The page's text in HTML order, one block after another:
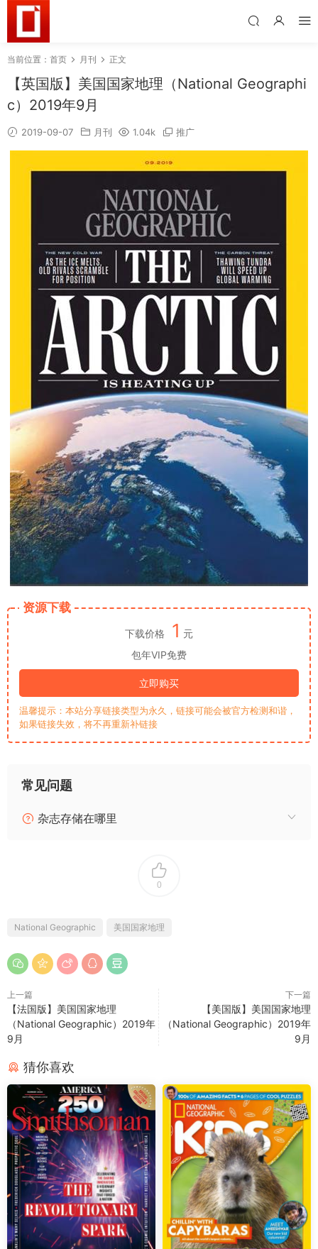
当前位置： 首页 月刊 正文
【英国版】美国国家地理（National Geographi
c）2019年9月
2019-09-07 月刊 1.04k 推广
资源下载
下载价格 1 元
包年VIP免费
立即购买
温馨提示：本站分享链接类型为永久，链接可能会被官方检测和谐，
如果链接失效，将不再重新补链接
常见问题
杂志存储在哪里
0
National Geographic 美国国家地理
上一篇
【法国版】美国国家地理
（National Geographic）2019年
9月
下一篇
【美国版】美国国家地理
（National Geographic）2019年
9月
猜你喜欢